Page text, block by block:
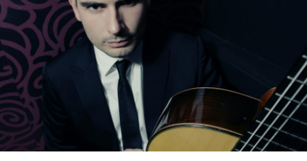
KINAS
MUZIKA
TEATRAS
SPORTAS